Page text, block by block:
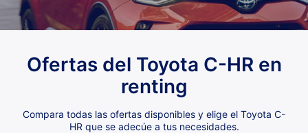
Ofertas del Toyota C-HR en
renting
Compara todas las ofertas disponibles y elige el Toyota C-
HR que se adecúe a tus necesidades.